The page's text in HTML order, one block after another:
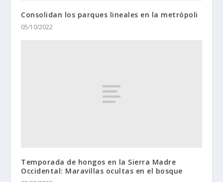
Consolidan los parques lineales en la metrópoli
05/10/2022
Temporada de hongos en la Sierra Madre
Occidental: Maravillas ocultas en el bosque